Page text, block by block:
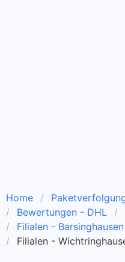
Home
Bewertungen - DHL
Filialen - Barsinghausen
Filialen -